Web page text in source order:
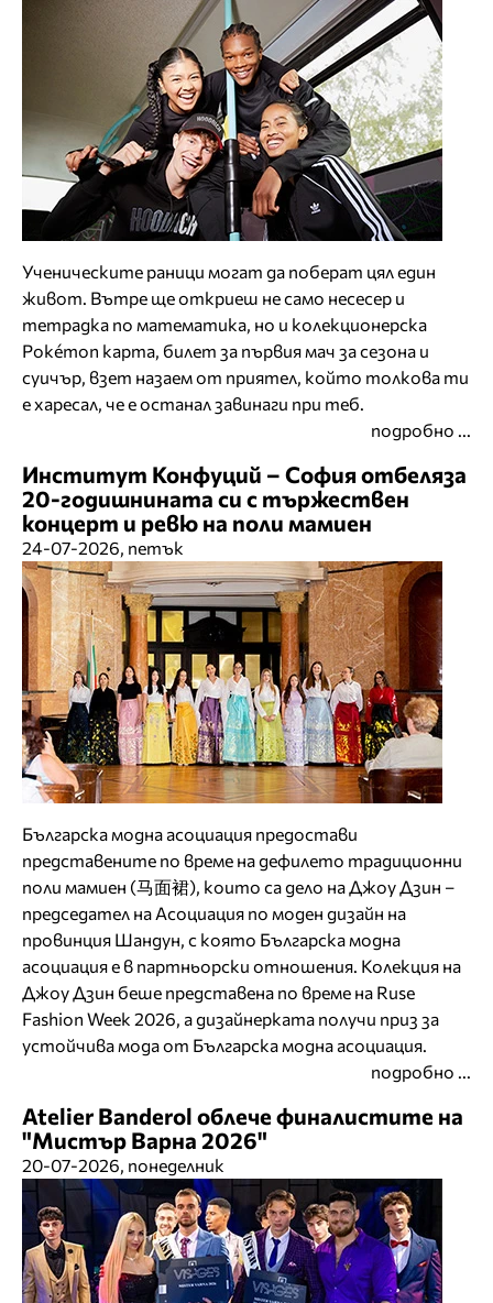
Ученическите раници могат да поберат цял един
живот. Вътре ще откриеш не само несесер и
тетрадка по математика, но и колекционерска
Pokémon карта, билет за първия мач за сезона и
суичър, взет назаем от приятел, който толкова ти
е харесал, че е останал завинаги при теб.
подробно ...
Институт Конфуций – София отбеляза
20-годишнината си с тържествен
концерт и ревю на поли мамиен
24-07-2026, петък
Българска модна асоциация предостави
представените по време на дефилето традиционни
поли мамиен (马面裙), които са дело на Джоу Дзин –
председател на Асоциация по моден дизайн на
провинция Шандун, с която Българска модна
асоциация е в партньорски отношения. Колекция на
Джоу Дзин беше представена по време на Ruse
Fashion Week 2026, а дизайнерката получи приз за
устойчива мода от Българска модна асоциация.
подробно ...
Atelier Banderol облече финалистите на
"Мистър Варна 2026"
20-07-2026, понеделник